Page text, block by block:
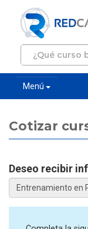
Menú
Cotizar
Deseo recibir